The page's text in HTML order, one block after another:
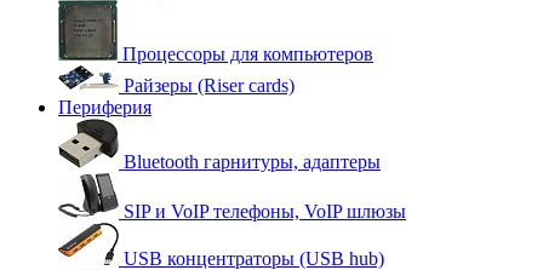
Процессоры для компьютеров
Райзеры (Riser cards)
Периферия
Bluetooth гарнитуры, адаптеры
SIP и VoIP телефоны, VoIP шлюзы
USB концентраторы (USB hub)